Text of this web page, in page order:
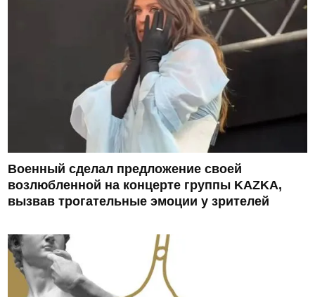
Военный сделал предложение своей
возлюбленной на концерте группы KAZKA,
вызвав трогательные эмоции у зрителей